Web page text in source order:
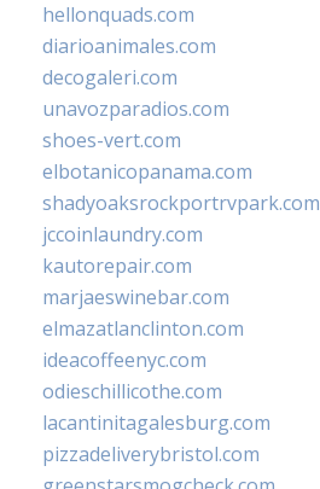
hellonquads.com
diarioanimales.com
decogaleri.com
unavozparadios.com
shoes-vert.com
elbotanicopanama.com
shadyoaksrockportrvpark.com
jccoinlaundry.com
kautorepair.com
marjaeswinebar.com
elmazatlanclinton.com
ideacoffeenyc.com
odieschillicothe.com
lacantinitagalesburg.com
pizzadeliverybristol.com